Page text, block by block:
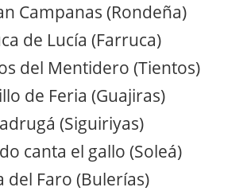
Campanas (Rondeña)
de Lucía (Farruca)
del Mentidero (Tientos)
de Feria (Guajiras)
(Siguiriyas)
canta el gallo (Soleá)
del Faro (Bulerías)